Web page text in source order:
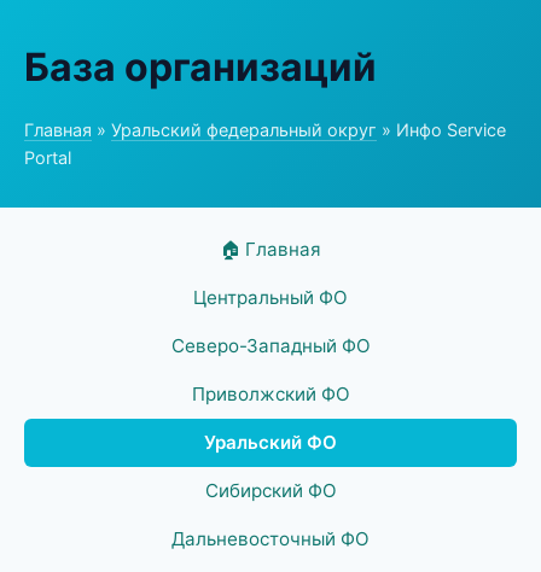
База организаций
Главная » Уральский федеральный округ » Инфо Service
Portal
🏠 Главная
Центральный ФО
Северо-Западный ФО
Приволжский ФО
Уральский ФО
Сибирский ФО
Дальневосточный ФО